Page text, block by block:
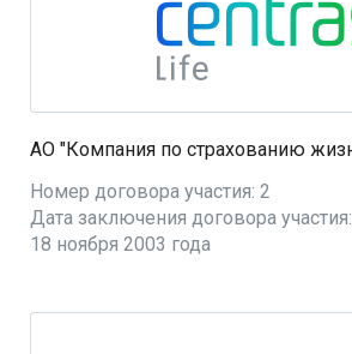
АО "Компания по страхованию
Номер договора участия: 2
Дата заключения договора участия:
18 ноября 2003 года